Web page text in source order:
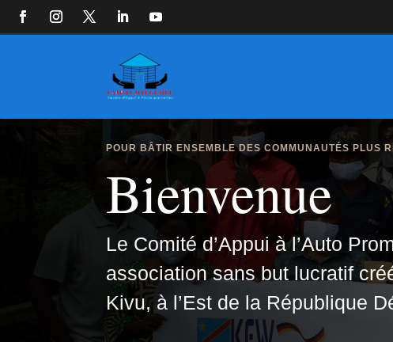
POUR BÂTIR ENSEMBLE DES COMMUNAUTÉS PLUS
Bienvenue
Le Comité d’Appui à l’Auto
association sans but lucratif
Kivu, à l’Est de la République